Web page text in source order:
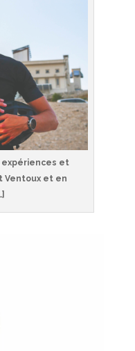
expériences et
Ventoux et en